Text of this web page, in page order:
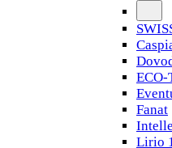
ECO-
Fanat
Lirio